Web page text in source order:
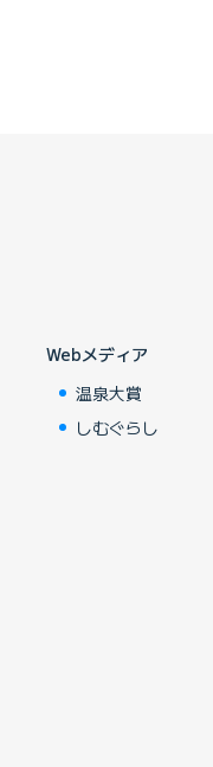
Webメディア
温泉大賞
しむぐらし